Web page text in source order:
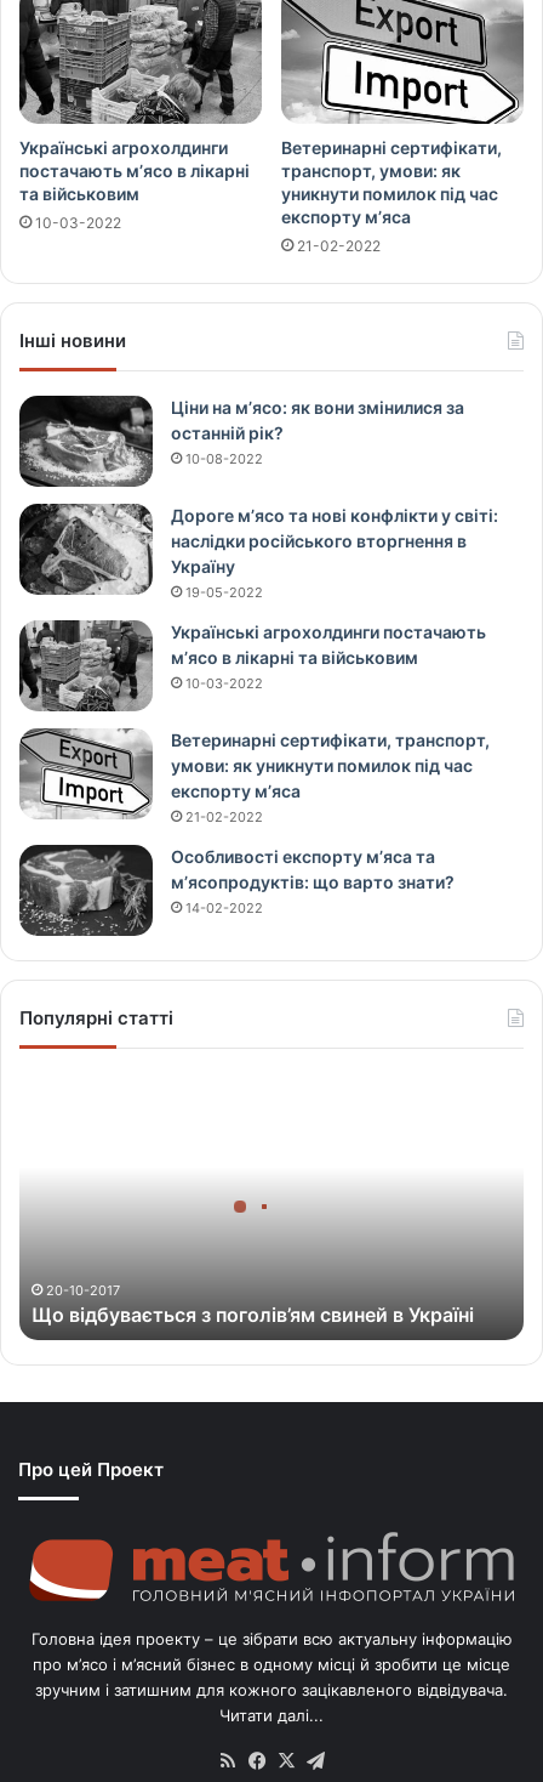
Українські агрохолдинги
постачають м’ясо в лікарні
та військовим
10-03-2022
Ветеринарні сертифікати,
транспорт, умови: як
уникнути помилок під час
експорту м’яса
21-02-2022
Інші новини
Ціни на м’ясо: як вони змінилися за
останній рік?
10-08-2022
Дороге м’ясо та нові конфлікти у світі:
наслідки російського вторгнення в
Україну
19-05-2022
Українські агрохолдинги постачають
м’ясо в лікарні та військовим
10-03-2022
Ветеринарні сертифікати, транспорт,
умови: як уникнути помилок під час
експорту м’яса
21-02-2022
Особливості експорту м’яса та
м’ясопродуктів: що варто знати?
14-02-2022
Популярні статті
т
ь
п
о
20-10-2017
Що відбувається з поголів’ям свиней в Україні
Про цей Проект
Головна ідея проекту – це зібрати всю актуальну інформацію
про м’ясо і м’ясний бізнес в одному місці й зробити це місце
зручним і затишним для кожного зацікавленого відвідувача.
Читати далі...
RSS Facebook
X